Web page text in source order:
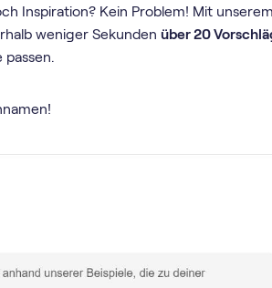
Inspiration? Kein Problem! Mit unserem
weniger Sekundenüber 20
passen.